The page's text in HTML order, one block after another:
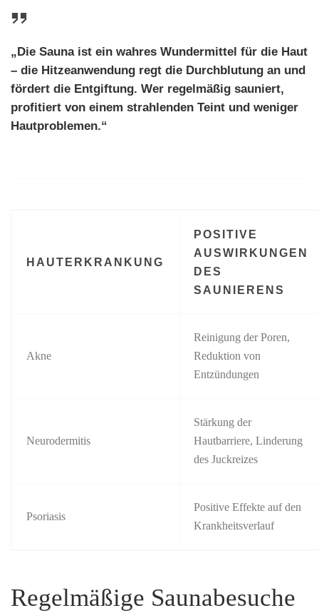
„Die Sauna ist ein wahres Wundermittel für die Haut
– die Hitzeanwendung regt die Durchblutung an und
fördert die Entgiftung. Wer regelmäßig sauniert,
profitiert von einem strahlenden Teint und weniger
Hautproblemen.“
HAUTERKRANKUNG
POSITIVE
AUSWIRKUNGEN
DES
SAUNIERENS
Akne
Reinigung der Poren,
Reduktion von
Entzündungen
Neurodermitis
Stärkung der
Hautbarriere, Linderung
des Juckreizes
Psoriasis
Positive Effekte auf den
Krankheitsverlauf
Regelmäßige Saunabesuche